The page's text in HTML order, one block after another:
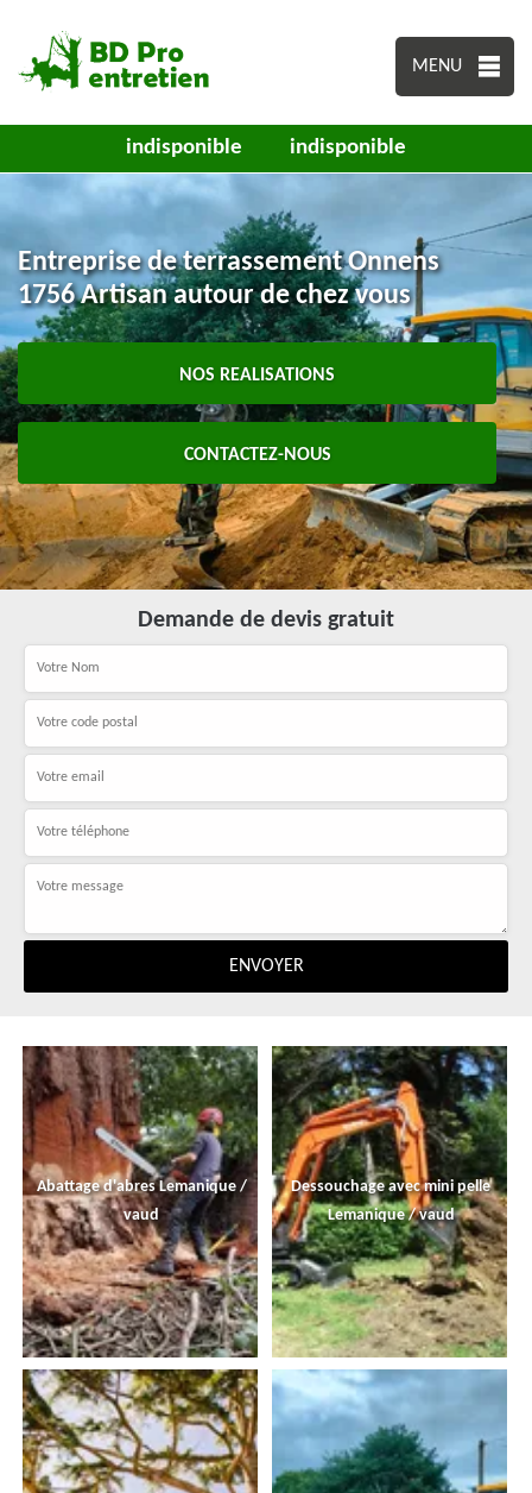
MENU
indisponible indisponible
Entreprise de terrassement Onnens
1756 Artisan autour de chez vous
NOS REALISATIONS
CONTACTEZ-NOUS
Demande de devis gratuit
Abattage d'abres Lemanique /
vaud
Dessouchage avec mini pelle
Lemanique / vaud